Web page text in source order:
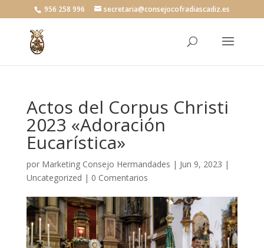
956 258 996 secretaria@consejocofradiascadiz.es
Actos del Corpus Christi
2023 «Adoración
Eucarística»
por Marketing Consejo Hermandades | Jun 9, 2023 |
Uncategorized | 0 Comentarios